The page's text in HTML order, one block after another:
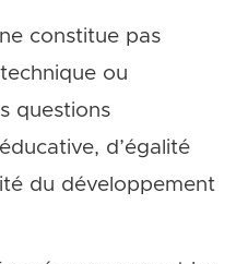
constitue pas
ou
questions
d’égalité
du développement